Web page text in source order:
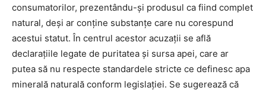
consumatorilor, prezentându-și produsul ca fiind complet
natural, deși ar conține substanțe care nu corespund
acestui statut. În centrul acestor acuzații se află
declarațiile legate de puritatea și sursa apei, care ar
putea să nu respecte standardele stricte ce definesc apa
minerală naturală conform legislației. Se sugerează că